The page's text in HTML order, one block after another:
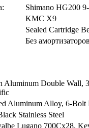
Shimano HG200
KMC X9
Sealed Cartridge
Без амортизаторов
Aluminum Double Wall,
Aluminum Alloy, 6-Bolt
Stainless Steel
Lugano 700Cx28,